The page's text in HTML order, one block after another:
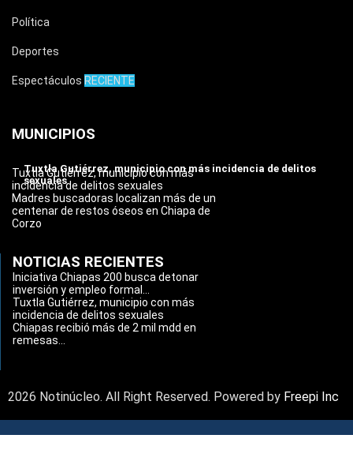
Política
Deportes
Espectáculos RECIENTE
MUNICIPIOS
Tuxtla Gutiérrez, municipio con más incidencia de delitos
sexuales
Tuxtla Gutiérrez, municipio con más
incidencia de delitos sexuales
Madres buscadoras localizan más de un
centenar de restos óseos en Chiapa de
Corzo
NOTICIAS RECIENTES
Iniciativa Chiapas 200 busca detonar
inversión y empleo formal...
Tuxtla Gutiérrez, municipio con más
incidencia de delitos sexuales
Chiapas recibió más de 2 mil mdd en
remesas...
2026 Notinúcleo. All Right Reserved. Powered by Freepi Inc